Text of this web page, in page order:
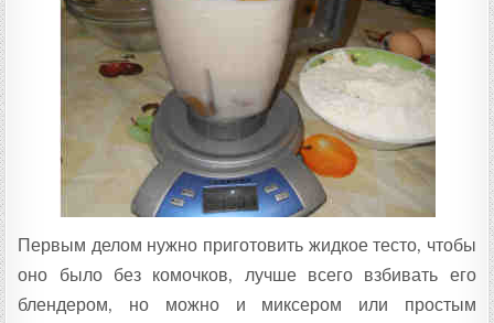
Первым делом нужно приготовить жидкое тесто, чтобы
оно было без комочков, лучше всего взбивать его
блендером, но можно и миксером или простым